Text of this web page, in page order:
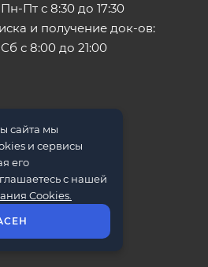
Пт с 8:30 до 17:30
и получение док-ов:
с 8:00 до 21:00
Трейд" 2009-2026
сайта мы
и сервисы
его
с нашей
Cookies.